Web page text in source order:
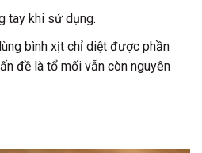
tay khi sử dụng.
bình xịt chỉ diệt được phần
đề là tổ mối vẫn còn nguyên